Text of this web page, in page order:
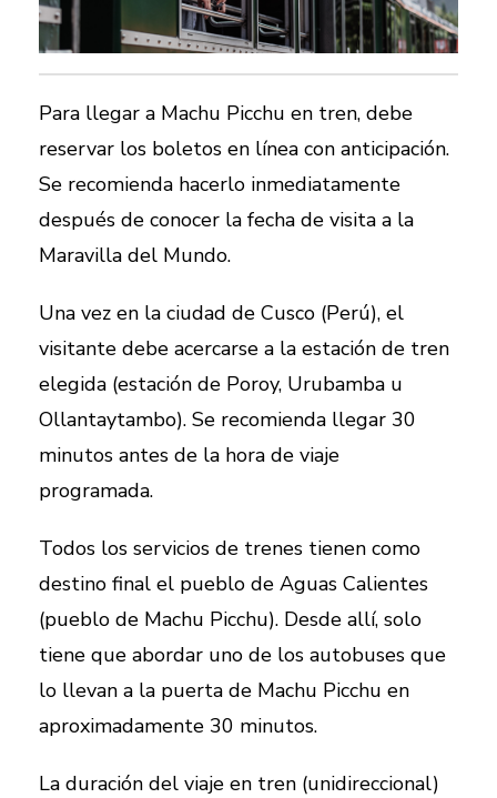
Para llegar a Machu Picchu en tren, debe
reservar los boletos en línea con anticipación.
Se recomienda hacerlo inmediatamente
después de conocer la fecha de visita a la
Maravilla del Mundo.
Una vez en la ciudad de Cusco (Perú), el
visitante debe acercarse a la estación de tren
elegida (estación de Poroy, Urubamba u
Ollantaytambo). Se recomienda llegar 30
minutos antes de la hora de viaje
programada.
Todos los servicios de trenes tienen como
destino final el pueblo de Aguas Calientes
(pueblo de Machu Picchu). Desde allí, solo
tiene que abordar uno de los autobuses que
lo llevan a la puerta de Machu Picchu en
aproximadamente 30 minutos.
La duración del viaje en tren (unidireccional)